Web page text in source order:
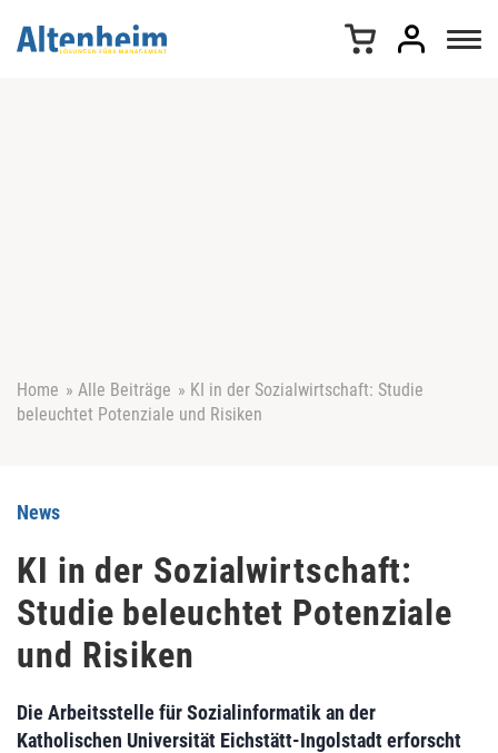
Home » Alle Beiträge » KI in der Sozialwirtschaft: Studie
beleuchtet Potenziale und Risiken
News
KI in der Sozialwirtschaft:
Studie beleuchtet Potenziale
und Risiken
Die Arbeitsstelle für Sozialinformatik an der
Katholischen Universität Eichstätt-Ingolstadt erforscht